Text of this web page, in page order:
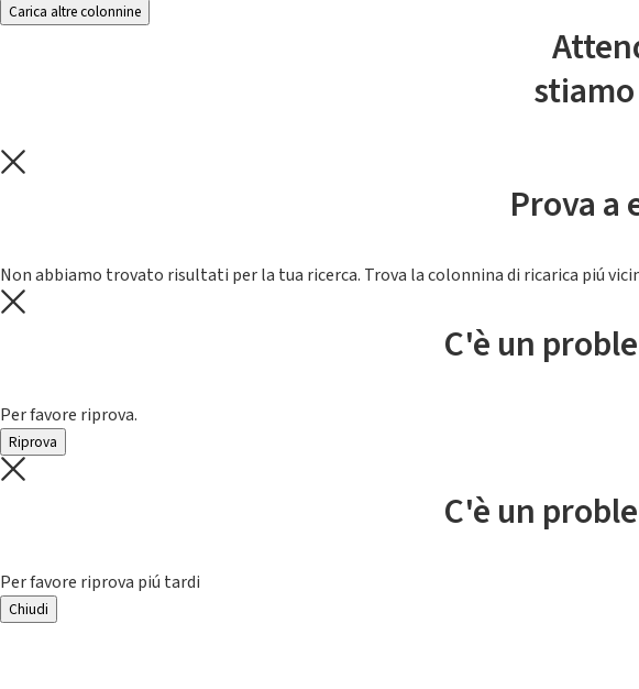
Carica altre colonnine
Prova a
Non abbiamo trovato risultati per la tua ricerca. Trova la colonnina di ricarica piú
C'è un
Per favore riprova.
Riprova
C'è un
Per favore riprova piú tardi
Chiudi